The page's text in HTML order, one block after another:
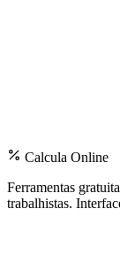
Calcula Online
Ferramentas
trabalhistas.